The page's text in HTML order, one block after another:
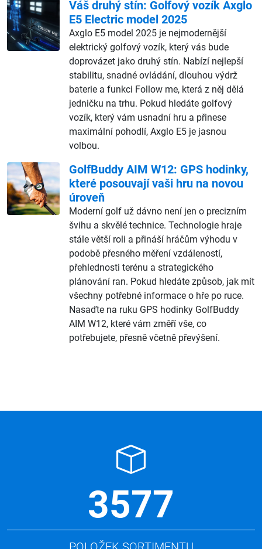
Váš druhý stín: Golfový vozík Axglo
E5 Electric model 2025
Axglo E5 model 2025 je nejmodernější
elektrický golfový vozík, který vás bude
doprovázet jako druhý stín. Nabízí nejlepší
stabilitu, snadné ovládání, dlouhou výdrž
baterie a funkci Follow me, která z něj dělá
jedničku na trhu. Pokud hledáte golfový
vozík, který vám usnadní hru a přinese
maximální pohodlí, Axglo E5 je jasnou
volbou.
GolfBuddy AIM W12: GPS hodinky,
které posouvají vaši hru na novou
úroveň
Moderní golf už dávno není jen o precizním
švihu a skvělé technice. Technologie hraje
stále větší roli a přináší hráčům výhodu v
podobě přesného měření vzdáleností,
přehlednosti terénu a strategického
plánování ran. Pokud hledáte způsob, jak mít
všechny potřebné informace o hře po ruce.
Nasaďte na ruku GPS hodinky GolfBuddy
AIM W12, které vám změří vše, co
potřebujete, přesně včetně převýšení.
3577